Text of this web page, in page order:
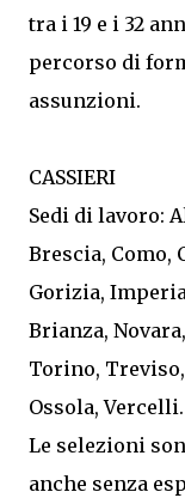
tra i 19 e i 32
percorso di
assunzioni.
CASSIERI
Sedi di lavoro:
Brescia, Como,
Gorizia,
Brianza,
Torino, Treviso,
Ossola, Vercelli.
Le selezioni
anche senza